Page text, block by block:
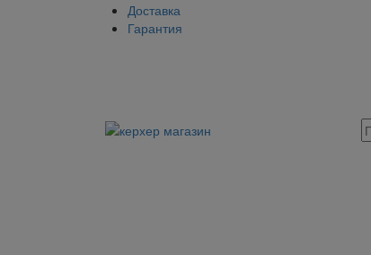
Доставка
Гарантия